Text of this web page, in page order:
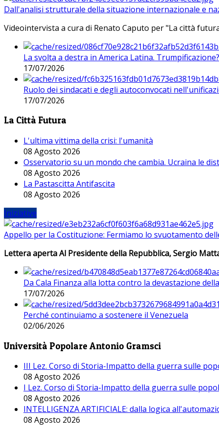
Dall'analisi strutturale della situazione internazionale e
Videointervista a cura di Renato Caputo per "La città
La svolta a destra in America Latina. Trumpificazione?
17/07/2026
Ruolo dei sindacati e degli autoconvocati
17/07/2026
La Città Futura
L'ultima vittima della crisi: l'umanità
08 Agosto 2026
Osservatorio su un mondo che cambia. Ucraina le
08 Agosto 2026
La Pastascitta Antifascita
08 Agosto 2026
Iniziative
Appello per la Costituzione: Fermiamo lo svuotamento
Lettera aperta Al Presidente della Repubblica, Sergio
Da Cala Finanza alla lotta contro la devastazione
17/07/2026
Perché continuiamo a sostenere il Venezuela
02/06/2026
Università Popolare Antonio Gramsci
III Lez. Corso di Storia-Impatto della guerra sulle
08 Agosto 2026
I Lez. Corso di Storia-Impatto della guerra sulle
08 Agosto 2026
INTELLIGENZA ARTIFICIALE: dalla logica
08 Agosto 2026